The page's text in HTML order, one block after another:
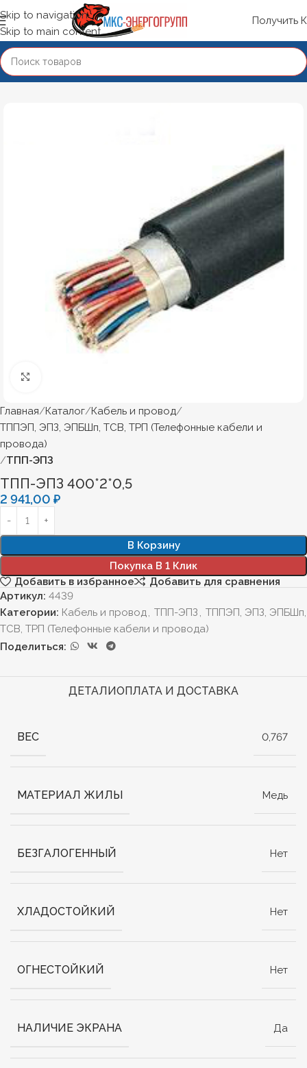
Skip to navigation
Skip to main content
Получить
Главная Каталог Кабель и провод
ТППЭП, ЭПЗ, ЭПБШп, ТСВ, ТРП (Телефонные кабели и
провода)
ТПП-ЭПЗ
ТПП-ЭПЗ 400*2*0,5
2 941,00 ₽
В Корзину
Покупка В 1 Клик
Добавить в избранное
Добавить для сравнения
Артикул: 4439
Категории: Кабель и провод, ТПП-ЭПЗ , ТППЭП, ЭПЗ, ЭПБШп,
ТСВ, ТРП (Телефонные кабели и провода)
Поделиться:
ДЕТАЛИОПЛАТА И ДОСТАВКА
ВЕС 0,767
МАТЕРИАЛ ЖИЛЫ Медь
БЕЗГАЛОГЕННЫЙ Нет
ХЛАДОСТОЙКИЙ Нет
ОГНЕСТОЙКИЙ Нет
НАЛИЧИЕ ЭКРАНА Да